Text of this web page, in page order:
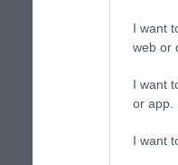
I want
web or
I want
or app.
I want